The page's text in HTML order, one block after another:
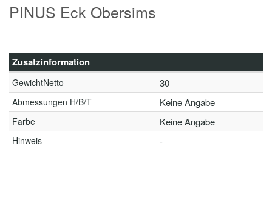
PINUS Eck Obersims
Zusatzinformation
GewichtNetto 30
Abmessungen H/B/T Keine Angabe
Farbe Keine Angabe
Hinweis -